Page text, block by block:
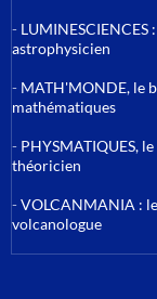
- LUMINESCIENCES
astrophysicien
- MATH'MONDE, le
mathématiques
- PHYSMATIQUES,
théoricien
-VOLCANMANIA :
volcanologue